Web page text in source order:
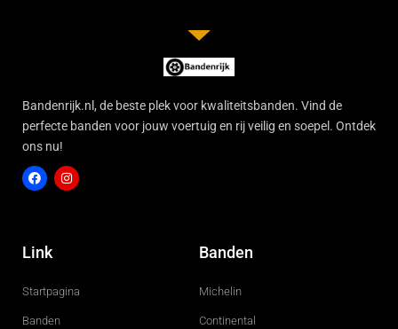
Bandenrijk.nl, de beste plek voor kwaliteitsbanden. Vind de
perfecte banden voor jouw voertuig en rij veilig en soepel. Ontdek
ons nu!
c
e
o
g
r
Link
Startpagina
Banden
Banden
Michelin
Continental